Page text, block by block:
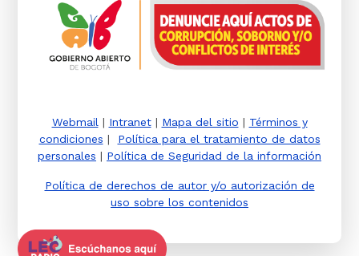
Webmail | Intranet| Mapa del sitio | Términos y
condiciones | Política para el tratamiento de datos
personales | Política de Seguridad de la información
Política de derechos de autor y/o autorización de
uso sobre los contenidos